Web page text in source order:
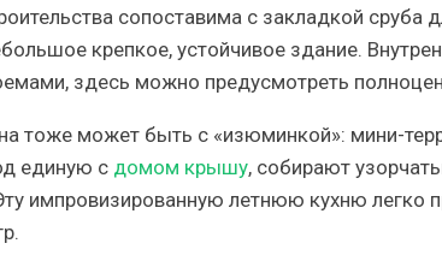
сопоставима с закладкой сруба
крепкое, устойчивое здание.
здесь можно предусмотреть
тоже может быть с «изюминкой»: мини-
единую с домом крышу, собирают
импровизированную летнюю кухню легко